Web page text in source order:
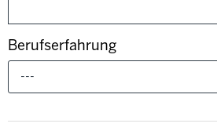
Berufserfahrung
---